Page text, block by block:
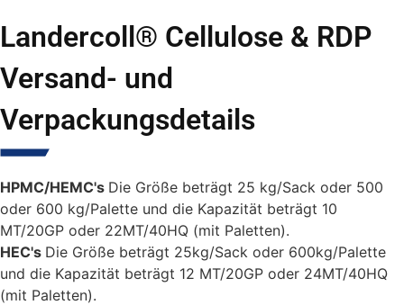
Landercoll® Cellulose & RDP
Versand- und
Verpackungsdetails
HPMC/HEMC's Die Größe beträgt 25 kg/Sack oder 500
oder 600 kg/Palette und die Kapazität beträgt 10
MT/20GP oder 22MT/40HQ (mit Paletten).
HEC's Die Größe beträgt 25kg/Sack oder 600kg/Palette
und die Kapazität beträgt 12 MT/20GP oder 24MT/40HQ
(mit Paletten).